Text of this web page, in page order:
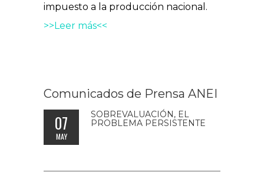
impuesto a la producción nacional.
>>Leer más<<
Comunicados de Prensa ANEI
07
MAY
SOBREVALUACIÓN, EL
PROBLEMA PERSISTENTE